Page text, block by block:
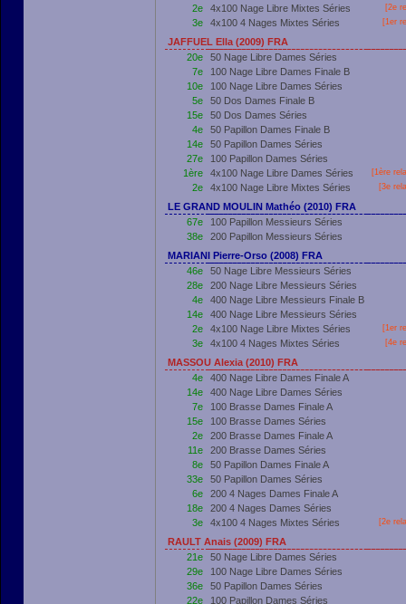
2e
4x100 Nage Libre Mixtes Séries [2e
3e 4x100 4 Nages Mixtes Séries [1er
JAFFUEL Ella (2009) FRA
20e
50 Nage Libre Dames Séries
7e
100 Nage Libre Dames Finale B
10e
100 Nage Libre Dames Séries
5e
50 Dos Dames Finale B
15e
50 Dos Dames Séries
4e
50 Papillon Dames Finale B
14e
50 Papillon Dames Séries
27e
100 Papillon Dames Séries
1ère
4x100 Nage Libre Dames Séries [1ère
2e 4x100 Nage Libre Mixtes Séries [3e
LE GRAND MOULIN Mathéo (2010) FRA
67e
100 Papillon Messieurs Séries
38e
200 Papillon Messieurs Séries
MARIANI Pierre-Orso (2008) FRA
46e
50 Nage Libre Messieurs Séries
28e
200 Nage Libre Messieurs Séries
4e
400 Nage Libre Messieurs Finale B
14e
400 Nage Libre Messieurs Séries
2e
4x100 Nage Libre Mixtes Séries [1er
3e 4x100 4 Nages Mixtes Séries [4e
MASSOU Alexia (2010) FRA
4e
400 Nage Libre Dames Finale A
14e
400 Nage Libre Dames Séries
7e
100 Brasse Dames Finale A
15e
100 Brasse Dames Séries
2e
200 Brasse Dames Finale A
11e
200 Brasse Dames Séries
8e
50 Papillon Dames Finale A
33e
50 Papillon Dames Séries
6e
200 4 Nages Dames Finale A
18e
200 4 Nages Dames Séries
3e
4x100 4 Nages Mixtes Séries [2e
RAULT Anais (2009) FRA
21e
50 Nage Libre Dames Séries
29e
100 Nage Libre Dames Séries
36e
50 Papillon Dames Séries
22e
100 Papillon Dames Séries